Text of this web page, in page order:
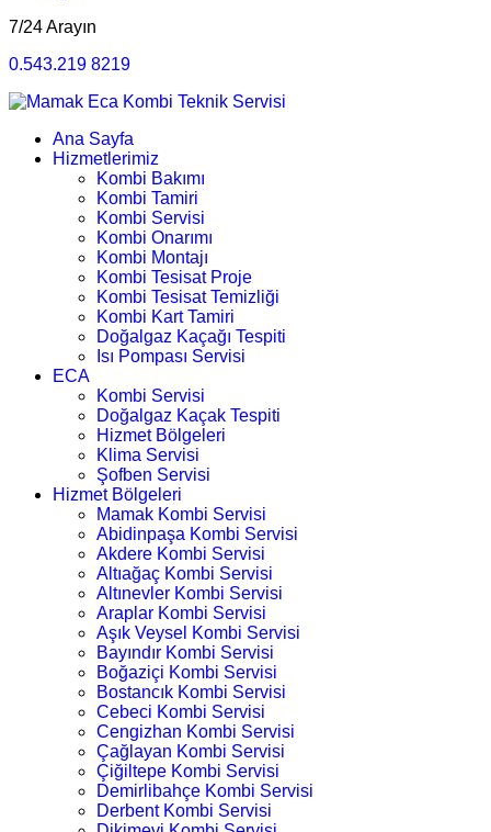
7/24 Arayın
0.543.219 8219
Ana Sayfa
Hizmetlerimiz
Kombi Bakımı
Kombi Tamiri
Kombi Servisi
Kombi Onarımı
Kombi Montajı
Kombi Tesisat Proje
Kombi Tesisat Temizliği
Kombi Kart Tamiri
Doğalgaz Kaçağı Tespiti
Isı Pompası Servisi
ECA
Kombi Servisi
Doğalgaz Kaçak Tespiti
Hizmet Bölgeleri
Klima Servisi
Şofben Servisi
Hizmet Bölgeleri
Mamak Kombi Servisi
Abidinpaşa Kombi Servisi
Akdere Kombi Servisi
Altıağaç Kombi Servisi
Altınevler Kombi Servisi
Araplar Kombi Servisi
Aşık Veysel Kombi Servisi
Bayındır Kombi Servisi
Boğaziçi Kombi Servisi
Bostancık Kombi Servisi
Cebeci Kombi Servisi
Cengizhan Kombi Servisi
Çağlayan Kombi Servisi
Çiğiltepe Kombi Servisi
Demirlibahçe Kombi Servisi
Derbent Kombi Servisi